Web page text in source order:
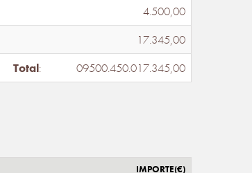
4.500,00
17.345,00
Total: 09500.450.017.345,00
IMPORTE(€)